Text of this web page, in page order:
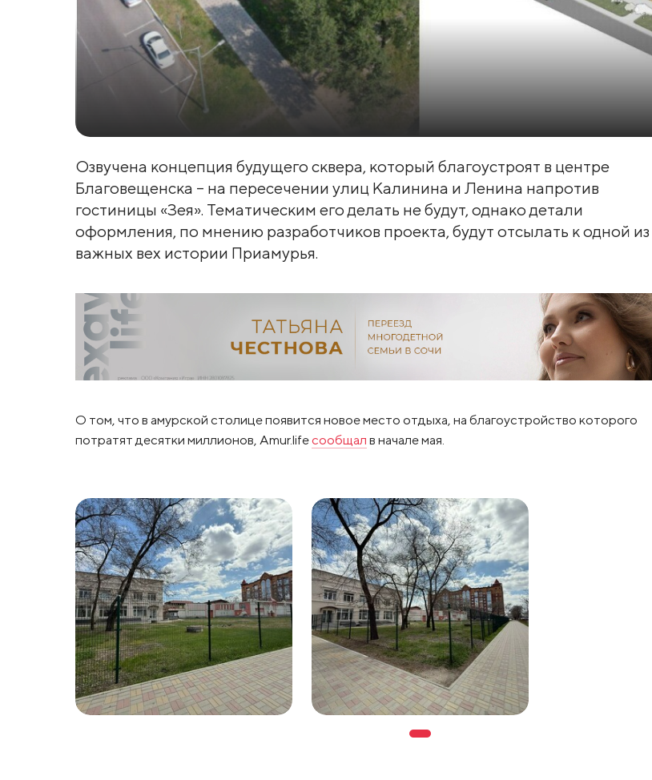
Озвучена концепция будущего сквера, который благоустроят в центре
Благовещенска – на пересечении улиц Калинина и Ленина напротив
гостиницы «Зея». Тематическим его делать не будут, однако детали
оформления, по мнению разработчиков проекта, будут отсылать к одной из
важных вех истории Приамурья.
О том, что в амурской столице появится новое место отдыха, на благоустройство которого
потратят десятки миллионов, Amur.lifeсообщал в начале мая.